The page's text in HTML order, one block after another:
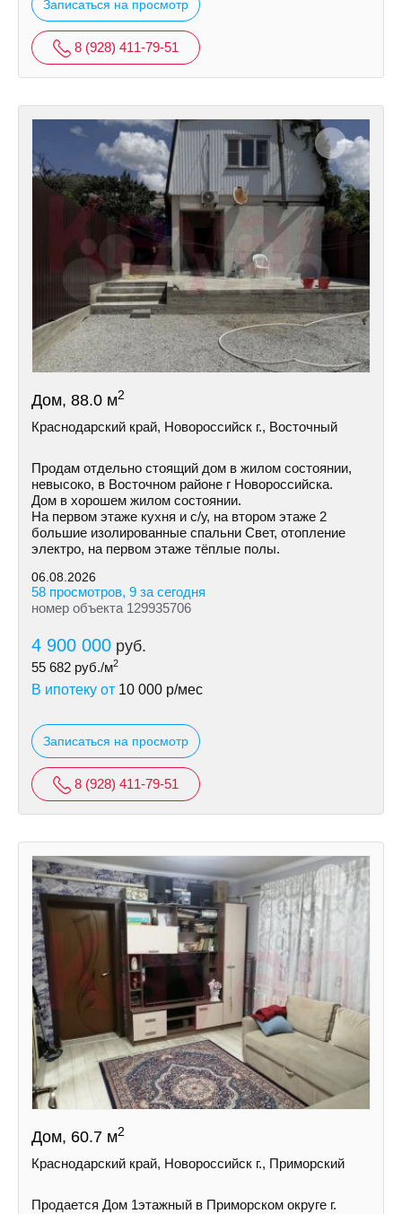
Записаться на просмотр
8 (928) 411-79-51
Дом, 88.0 м2
Краснодарский край, Новороссийск г., Восточный
Продам отдельно стоящий дом в жилом состоянии,
невысоко, в Восточном районе г Новороссийска.
Дом в хорошем жилом состоянии.
На первом этаже кухня и с/у, на втором этаже 2
большие изолированные спальни Свет, отопление
электро, на первом этаже тёплые полы.
06.08.2026
58 просмотров, 9 за сегодня
номер объекта 129935706
4 900 000 руб.
55 682 руб./м2
В ипотеку от 10 000 р/мес
Записаться на просмотр
8 (928) 411-79-51
Дом, 60.7 м2
Краснодарский край, Новороссийск г., Приморский
Продается Дом 1этажный в Приморском округе г.